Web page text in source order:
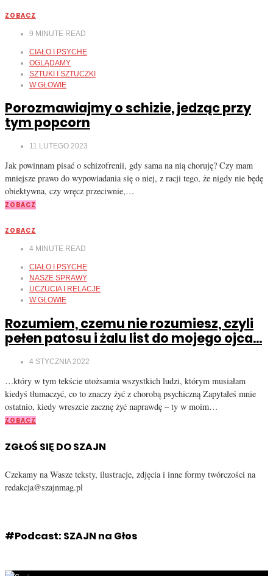
ZOBACZ
9 MINUTE READ
CIAŁO I PSYCHE
OGLĄDAMY
SZTUKI I SZTUCZKI
W GŁOWIE
Porozmawiajmy o schizie, jedząc przy
tym popcorn
11 LUTEGO 2023
Jak powinnam pisać o schizofrenii, gdy sama na nią choruję? Czy mam
mniejsze prawo do wypowiadania się o niej, z racji tego, że nigdy nie będę
obiektywna, czy wręcz przeciwnie,…
ZOBACZ
ZOBACZ
4 MINUTE READ
CIAŁO I PSYCHE
NASZE SPRAWY
UCZUCIA I RELACJE
W GŁOWIE
Rozumiem, czemu nie rozumiesz, czyli
pełen patosu i żalu list do mojego ojca…
4 STYCZNIA 2022
…który w tym tekście utożsamia wszystkich ludzi, którym musiałam
kiedyś tłumaczyć, co to znaczy żyć z chorobą psychiczną Zapytałeś mnie
ostatnio, kiedy wreszcie zacznę żyć naprawdę – ty w moim…
ZOBACZ
ZGŁOŚ SIĘ DO SZAJN
Czekamy na Wasze teksty, ilustracje, zdjęcia i inne formy twórczości na
redakcja@szajnmag.pl
#Podcast: SZAJN na Głos